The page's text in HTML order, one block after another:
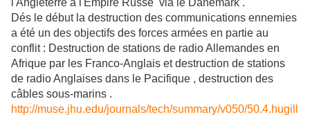
Dés le début la destruction des communications ennemies
a été un des objectifs des forces armées en partie au
conflit : Destruction de stations de radio Allemandes en
Afrique par les Franco-Anglais et destruction de stations
de radio Anglaises dans le Pacifique , destruction des
câbles sous-marins .
http://muse.jhu.edu/journals/tech/summary/v050/50.4.hugill